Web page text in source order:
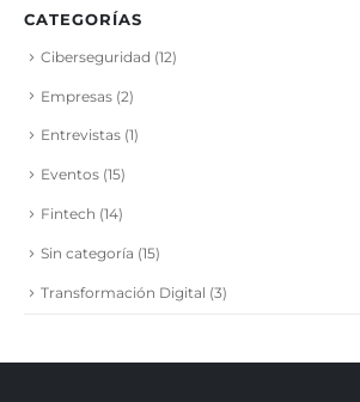
CATEGORÍAS
Ciberseguridad (12)
Empresas (2)
Entrevistas (1)
Eventos (15)
Fintech (14)
Sin categoría (15)
Transformación Digital (3)